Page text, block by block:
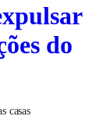
do
casas